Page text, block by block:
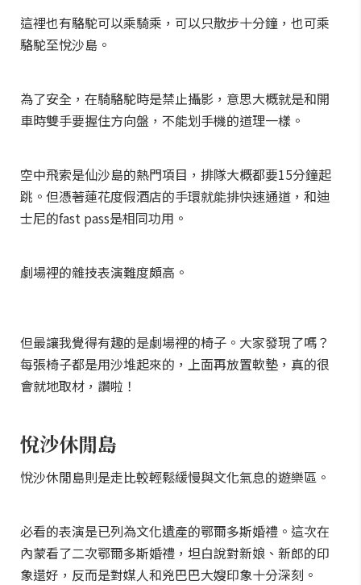
這裡也有駱駝可以乘騎乘，可以只散步十分鐘，也可乘
駱駝至悅沙島。
為了安全，在騎駱駝時是禁止攝影，意思大概就是和開
車時雙手要握住方向盤，不能划手機的道理一樣。
空中飛索是仙沙島的熱門項目，排隊大概都要15分鐘起
跳。但憑著蓮花度假酒店的手環就能排快速通道，和迪
士尼的fast pass是相同功用。
劇場裡的雜技表演難度頗高。
但最讓我覺得有趣的是劇場裡的椅子。大家發現了嗎？
每張椅子都是用沙堆起來的，上面再放置軟墊，真的很
會就地取材，讚啦！
悅沙休閒島
悅沙休閒島則是走比較輕鬆緩慢與文化氣息的遊樂區。
必看的表演是已列為文化遺產的鄂爾多斯婚禮。這次在
內蒙看了二次鄂爾多斯婚禮，坦白說對新娘、新郎的印
象還好，反而是對媒人和兇巴巴大嫂印象十分深刻。